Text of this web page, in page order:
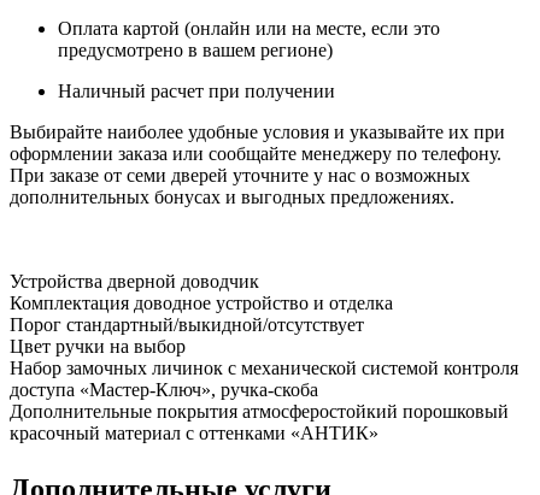
Оплата картой (онлайн или на месте, если это
предусмотрено в вашем регионе)
Наличный расчет при получении
Выбирайте наиболее удобные условия и указывайте их при
оформлении заказа или сообщайте менеджеру по телефону.
При заказе от семи дверей уточните у нас о возможных
дополнительных бонусах и выгодных предложениях.
Устройства дверной доводчик
Комплектация доводное устройство и отделка
Порог стандартный/выкидной/отсутствует
Цвет ручки на выбор
Набор замочных личинок с механической системой контроля
доступа «Мастер-Ключ», ручка-скоба
Дополнительные покрытия атмосферостойкий порошковый
красочный материал с оттенками «АНТИК»